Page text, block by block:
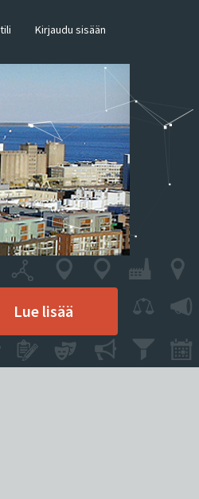
Kirjaudu sisään
Lue lisää